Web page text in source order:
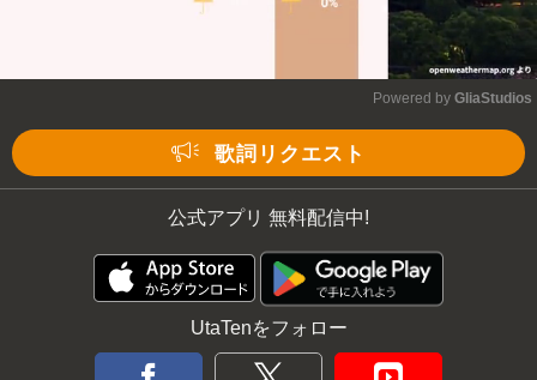
Powered by GliaStudios
歌詞リクエスト
公式アプリ 無料配信中!
UtaTenをフォロー